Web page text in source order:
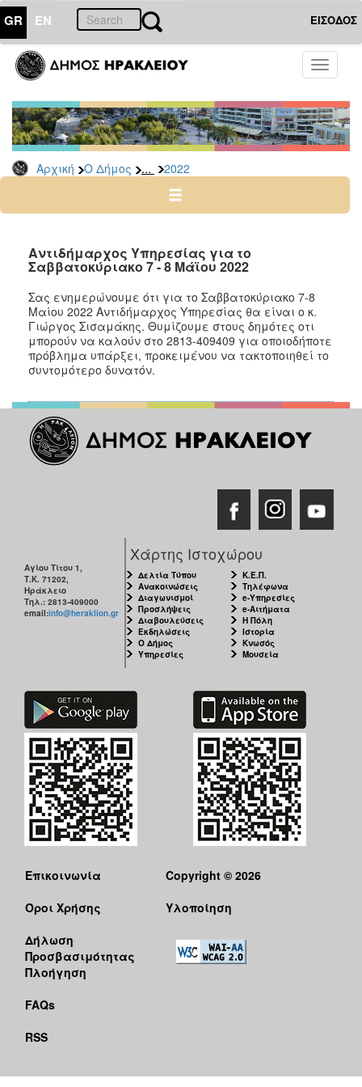
GR EN ΕΙΣΟΔΟΣ
Toggle
Αρχική Ο Δήμος ... 2022
ΔΗΜΟΣ
Δελτία
Τύπου
Αρχείο
2026
2024
2022
2021
2020
2019
2018
2016
2015
2013
ΠΟΛΙΤΙΣΜΟΣ
ΑΝΘΕΚΤΙΚΗ
Αντιδήμαρχος Υπηρεσίας για το
Σαββατοκύριακο 7 - 8 Μάϊου 2022
Σας ενημερώνουμε ότι για το Σαββατοκύριακο 7-8
Μαίου 2022 Αντιδήμαρχος Υπηρεσίας θα είναι ο κ.
Γιώργος Σισαμάκης. Θυμίζουμε στους δημότες οτι
μπορούν να καλούν στο 2813-409409 για οποιοδήποτε
πρόβλημα υπάρξει, προκειμένου να τακτοποιηθεί το
συντομότερο δυνατόν.
Αγίου Τίτου 1,
Τ.Κ. 71202,
Ηράκλειο
Τηλ.: 2813-409000
email:info@heraklion.gr
Χάρτης Ιστοχώρου
Δελτία Τύπου
Ανακοινώσεις
Διαγωνισμοί
Προσλήψεις
Διαβουλεύσεις
Εκδηλώσεις
Ο Δήμος
Υπηρεσίες
Κ.Ε.Π.
Τηλέφωνα
e-Υπηρεσίες
e-Αιτήματα
Η Πόλη
Ιστορία
Κνωσός
Μουσεία
Επικοινωνία
Όροι Χρήσης
Δήλωση
Προσβασιμότητας
Πλοήγηση
FAQs
RSS
Copyright © 2026
Υλοποίηση